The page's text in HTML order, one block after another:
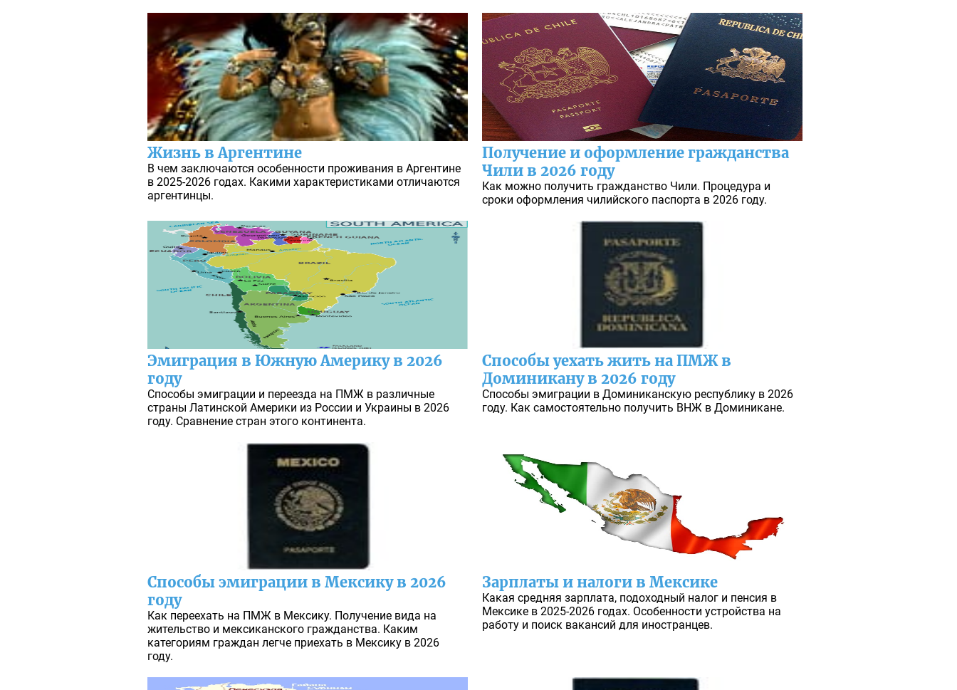
Жизнь в Аргентине
В чем заключаются особенности проживания в Аргентине
в 2025-2026 годах. Какими характеристиками отличаются
аргентинцы.
Получение и оформление гражданства
Чили в 2026 году
Как можно получить гражданство Чили. Процедура и
сроки оформления чилийского паспорта в 2026 году.
Эмиграция в Южную Америку в 2026
году
Способы эмиграции и переезда на ПМЖ в различные
страны Латинской Америки из России и Украины в 2026
году. Сравнение стран этого континента.
Способы уехать жить на ПМЖ в
Доминикану в 2026 году
Способы эмиграции в Доминиканскую республику в 2026
году. Как самостоятельно получить ВНЖ в Доминикане.
Способы эмиграции в Мексику в 2026
году
Как переехать на ПМЖ в Мексику. Получение вида на
жительство и мексиканского гражданства. Каким
категориям граждан легче приехать в Мексику в 2026
году.
Зарплаты и налоги в Мексике
Какая средняя зарплата, подоходный налог и пенсия в
Мексике в 2025-2026 годах. Особенности устройства на
работу и поиск вакансий для иностранцев.